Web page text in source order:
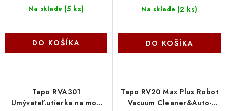
Na sklade (5 ks)
DO KOŠÍKA
Na sklade (2 ks)
DO KOŠÍKA
Tapo RVA301
Umývateľ.utierka na mop
Tapo RV20 Max Plus Robot
Vacuum Cleaner&Auto-